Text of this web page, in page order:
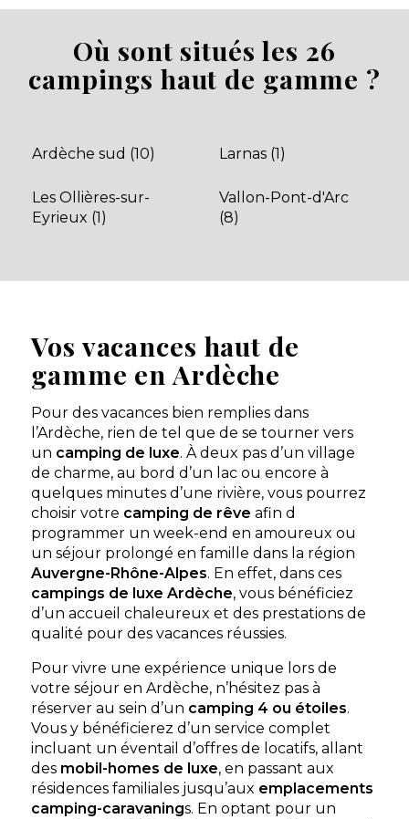
Vos vacances haut de
gamme en Ardèche
Pour des vacances bien remplies dans
l’Ardèche, rien de tel que de se tourner vers
un camping de luxe. À deux pas d’un village
de charme, au bord d’un lac ou encore à
quelques minutes d’une rivière, vous pourrez
choisir votre camping de rêve afin d
programmer un week-end en amoureux ou
un séjour prolongé en famille dans la région
Auvergne-Rhône-Alpes. En effet, dans ces
campings de luxe Ardèche, vous bénéficiez
d’un accueil chaleureux et des prestations de
qualité pour des vacances réussies.
Pour vivre une expérience unique lors de
votre séjour en Ardèche, n’hésitez pas à
réserver au sein d’un camping 4 ou étoiles.
Vous y bénéficierez d’un service complet
incluant un éventail d’offres de locatifs, allant
des mobil-homes de luxe, en passant aux
résidences familiales jusqu’aux emplacements
camping-caravanings. En optant pour un
Camping Imbours
Domaine Capfun 5 étoiles à Larnas en Ardèche,
noté 4,1/5, grand parc boisé et vallonné de prestige
★ 3.8/5 (3535 avis)
Dès320€
/ semaine en location
Découvrir
Mobil-home Top
jacuzzi privatif
2 chambres - 4
personnes - 32 m²
À partir de
nuits
Découvrir ce
locatif
Mobil-home Confort 6
pers — 3 chambres
3 chambres - 6
personnes - 32 m²
À partir de380 €/ 7
nuits
Découvrir ce
locatif
Camping le Riviera
Au sud de l'Ardeche, à quelques kilometres de Vallon
Pont D'Arc et du celèbre Pont D'Arc, Le Riviera et
toute son équipe vous accueillent d'avril �...
Sampzon, Ardèche , Auvergne-Rhône-Alpes
Où sont situés les 26
campings haut de gamme ?
Ardèche sud (10) Larnas (1)
Les Ollières-sur-
Eyrieux (1)
Vallon-Pont-d'Arc
(8)